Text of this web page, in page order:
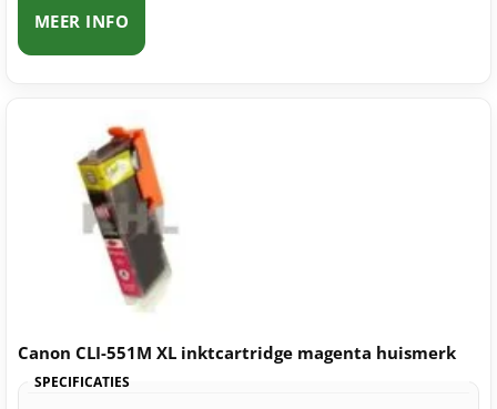
MEER INFO
Canon CLI-551M XL inktcartridge magenta huismerk
SPECIFICATIES